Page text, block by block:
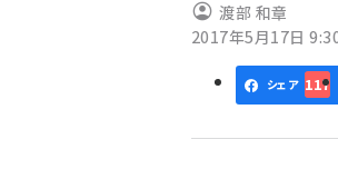
渡部 和章
2017年5月17日
シェア 117